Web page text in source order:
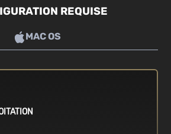
REQUISE
MAC OS